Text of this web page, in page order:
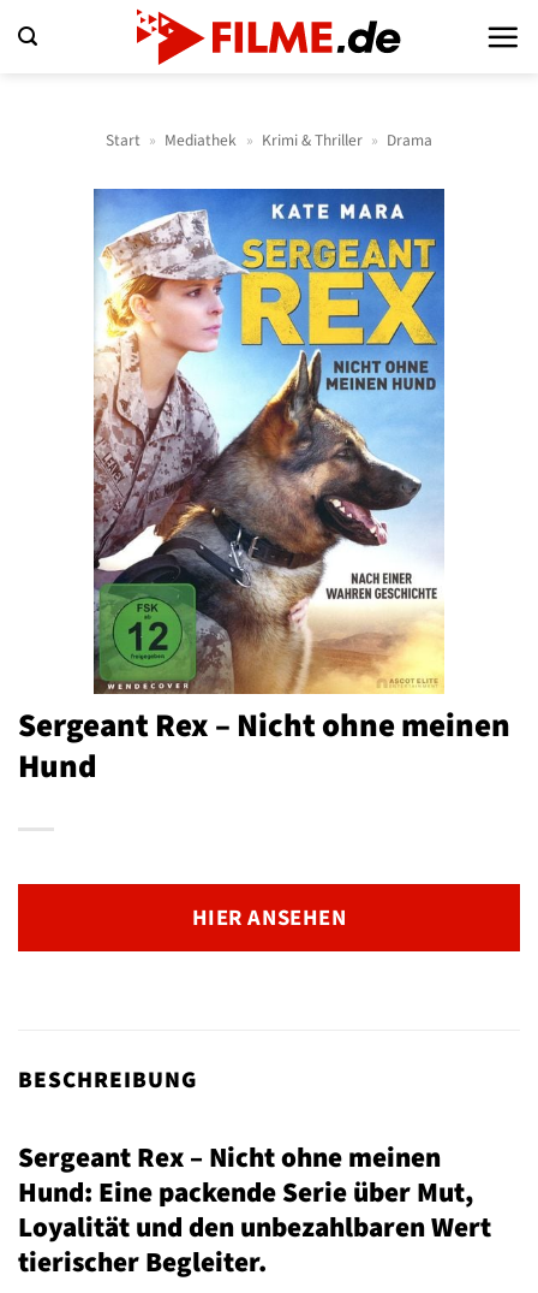
Inhalt
Start » Mediathek » Krimi & Thriller » Drama
Sergeant Rex – Nicht ohne meinen
Hund
HIER ANSEHEN
BESCHREIBUNG
Sergeant Rex – Nicht ohne meinen
Hund: Eine packende Serie über Mut,
Loyalität und den unbezahlbaren Wert
tierischer Begleiter.